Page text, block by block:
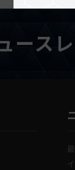
ース